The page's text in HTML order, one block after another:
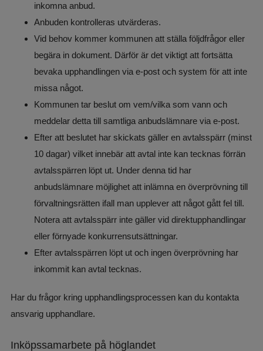
inkomna anbud.​
Anbuden kontrolleras utvärderas.
Vid behov kommer kommunen att ställa följdfrågor eller
begära in dokument. Därför är det viktigt att fortsätta
bevaka upphandlingen via e-post och system för att inte
missa något.
Kommunen tar beslut om vem/vilka som vann och
meddelar detta till samtliga anbudslämnare via e-post.
Efter att beslutet har skickats gäller en avtalsspärr (minst
10 dagar) vilket innebär att avtal inte kan tecknas förrän
avtalsspärren löpt ut​. Under denna tid har
anbudslämnare möjlighet att inlämna en överprövning till
förvaltningsrätten ifall man upplever att något gått fel till.
Notera att avtalsspärr inte gäller vid direktupphandlingar
eller förnyade konkurrensutsättningar.
Efter avtalsspärren löpt ut och ingen överprövning har
inkommit kan avtal tecknas.
Har du frågor kring upphandlingsprocessen kan du kontakta
ansvarig upphandlare​.
Inköpssamarbete på höglandet